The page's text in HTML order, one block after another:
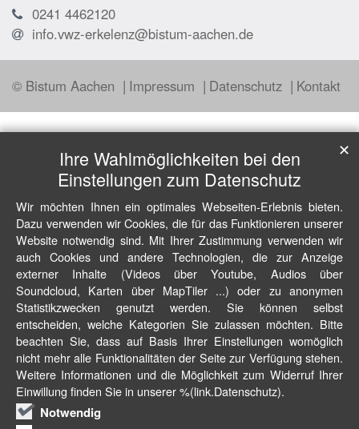
0241 4462120
info.vwz-erkelenz@bistum-aachen.de
© Bistum Aachen Impressum Datenschutz Kontakt
Ihre Wahlmöglichkeiten bei den
Einstellungen zum Datenschutz
Wir möchten Ihnen ein optimales Webseiten-Erlebnis bieten.
Dazu verwenden wir Cookies, die für das Funktionieren unserer
Website notwendig sind. Mit Ihrer Zustimmung verwenden wir
auch Cookies und andere Technologien, die zur Anzeige
externer Inhalte (Videos über Youtube, Audios über
Soundcloud, Karten über MapTiler ...) oder zu anonymen
Statistikzwecken genutzt werden. Sie können selbst
entscheiden, welche Kategorien Sie zulassen möchten. Bitte
beachten Sie, dass auf Basis Ihrer Einstellungen womöglich
nicht mehr alle Funktionalitäten der Seite zur Verfügung stehen.
Weitere Informationen und die Möglichkeit zum Widerruf Ihrer
Einwillung finden Sie in unserer %(link.Datenschutz).
Notwendig
✕